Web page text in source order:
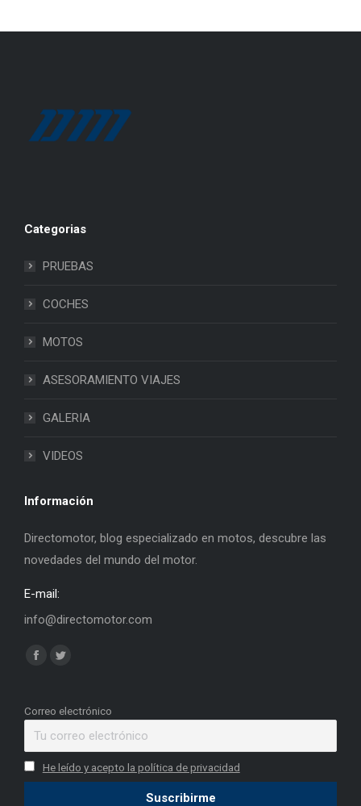
Categorias
PRUEBAS
COCHES
MOTOS
ASESORAMIENTO VIAJES
GALERIA
VIDEOS
Información
Directomotor, blog especializado en motos, descubre las
novedades del mundo del motor.
E-mail:
info@directomotor.com
Find us on:
Facebook
opens
window
Twitter
opens
window
Correo electrónico
He leído y acepto la política de privacidad